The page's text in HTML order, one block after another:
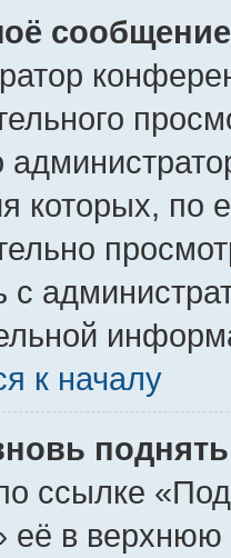
которых, по
с
к началу
ссылке
её в